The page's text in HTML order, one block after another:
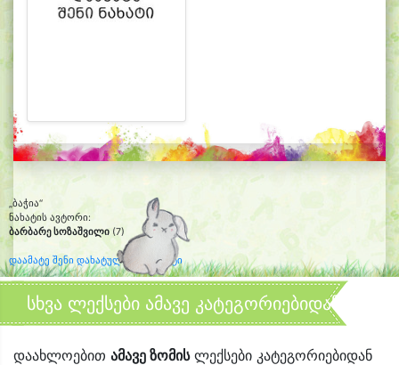
„ბაჭია“
ნახატის ავტორი:
ბარბარე სოზაშვილი (7)
დაამატე შენი დახატული კლიპარტი
სხვა ლექსები ამავე კატეგორიებიდან
დაახლოებით ამავე ზომისლექსები კატეგორიებიდან